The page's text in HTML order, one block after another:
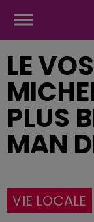
LE
PLUS
MAN
VIE LOCALE